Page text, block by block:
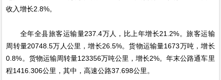
收入增长2.8%。
全年全县旅客运输量237.4万人，比上年增长21.2%。旅客运输
周转量20748.5万人公里，增长26.5%。货物运输量1673万吨，增长
0.8%。货物运输周转量123356万吨公里，增长2%。年末公路通车里
程1416.306公里，其中，高速公路37.698公里。